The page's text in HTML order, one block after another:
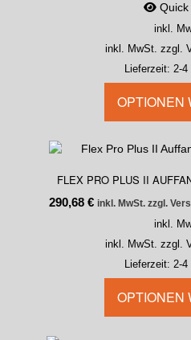
Quick
inkl.
inkl. MwSt. zzgl.
Lieferzeit: 2-4
OPTIONEN
FLEX PRO PLUS II
290,68 € inkl. MwSt. zzgl.
inkl.
inkl. MwSt. zzgl.
Lieferzeit: 2-4
OPTIONEN